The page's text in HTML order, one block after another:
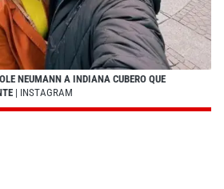
NEUMANN A INDIANA CUBERO QUE
| INSTAGRAM